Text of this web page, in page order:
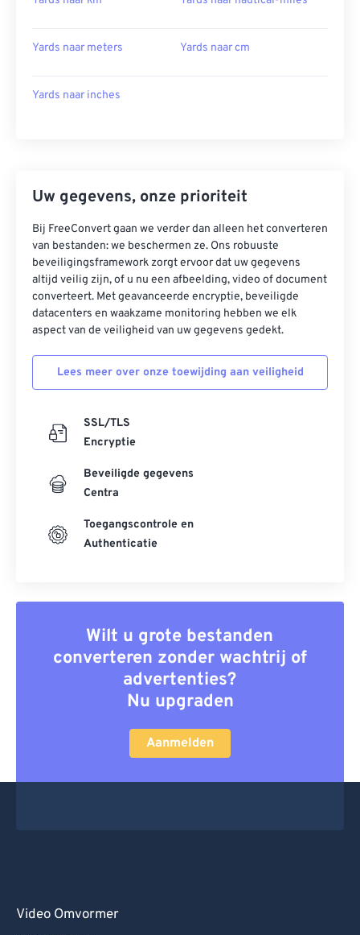
Yards naar meters Yards naar cm
Yards naar inches
Uw gegevens, onze prioriteit
Bij FreeConvert gaan we verder dan alleen het converteren
van bestanden: we beschermen ze. Ons robuuste
beveiligingsframework zorgt ervoor dat uw gegevens
altijd veilig zijn, of u nu een afbeelding, video of document
converteert. Met geavanceerde encryptie, beveiligde
datacenters en waakzame monitoring hebben we elk
aspect van de veiligheid van uw gegevens gedekt.
Lees meer over onze toewijding aan veiligheid
SSL/TLS
Encryptie
Beveiligde gegevens
Centra
Toegangscontrole en
Authenticatie
Wilt u grote bestanden
converteren zonder wachtrij of
advertenties?
Nu upgraden
Aanmelden
Video Omvormer